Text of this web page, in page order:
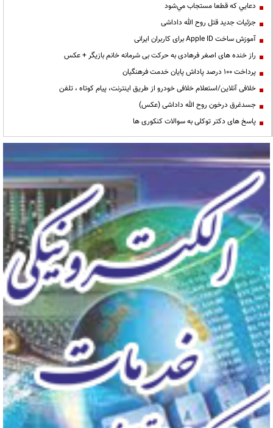
دعايي كه قطعا مستجاب مي‌شود
جزئیات جدید قتل روح الله داداشی
آموزش ساخت Apple ID برای کاربران ایرانی
راز خنده های اصغر فرهادی به حرکت بی شرمانه خانم بازیگر + عکس
پرداخت ۱۰۰ درصد پاداش پایان خدمت فرهنگیان
خلافی آنلاین/استعلام خلافی خودرو از طریق اینترنت، پیام کوتاه ، تلفن
جسدغرق درخون روح الله داداشی (عکس)
پاسخ های دکتر توکلی به سوالات کنکوری ها